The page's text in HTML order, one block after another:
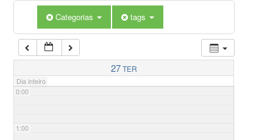
Categorias tags
27TER
Dia inteiro
0:00
1:00